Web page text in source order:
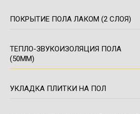
ПОКРЫТИЕ ПОЛА ЛАКОМ (2 СЛОЯ)
ТЕПЛО-ЗВУКОИЗОЛЯЦИЯ ПОЛА
(50ММ)
УКЛАДКА ПЛИТКИ НА ПОЛ